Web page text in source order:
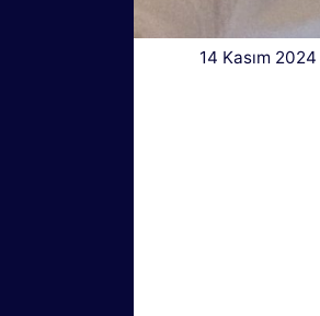
14 Kasım 2024